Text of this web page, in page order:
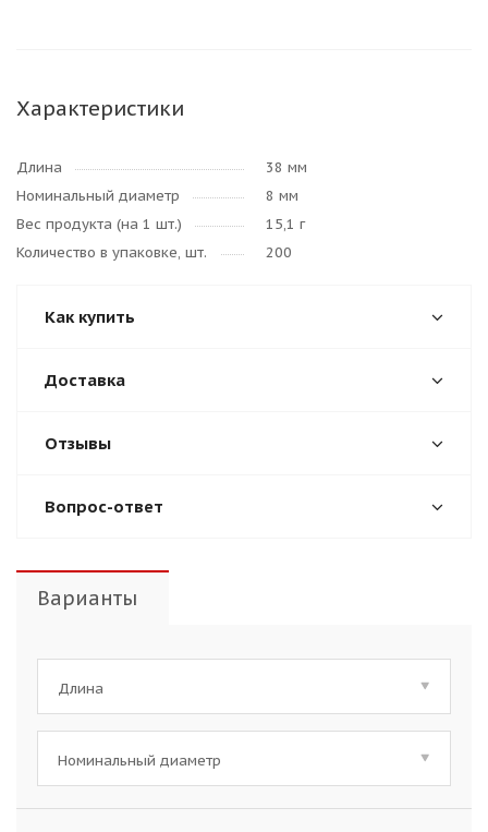
Характеристики
Длина
38 мм
Номинальный диаметр
8 мм
Вес продукта (на 1 шт.)
15,1 г
Количество в упаковке, шт.
200
Как купить
Доставка
Отзывы
Вопрос-ответ
Варианты
Длина
Номинальный диаметр